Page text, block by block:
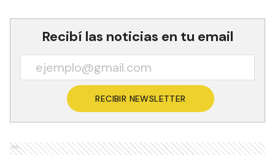
Recibí las noticias en tu email
RECIBIR NEWSLETTER
Ads